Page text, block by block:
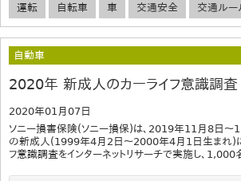
運転 自転車 車 交通安全 交通ルー
自動車
2020年 新成人のカーライフ意識調査
2020年01月07日
ソニー損害保険(ソニー損保)は、2019年11月8日〜
の新成人(1999年4月2日〜2000年4月1日生まれ)に
フ意識調査をインターネットリサーチで実施し、